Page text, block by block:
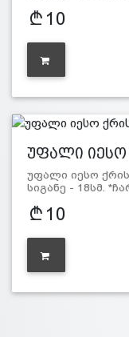
10
უფალი იესო
უფალი იესო
სიგანე - 18სმ.
10